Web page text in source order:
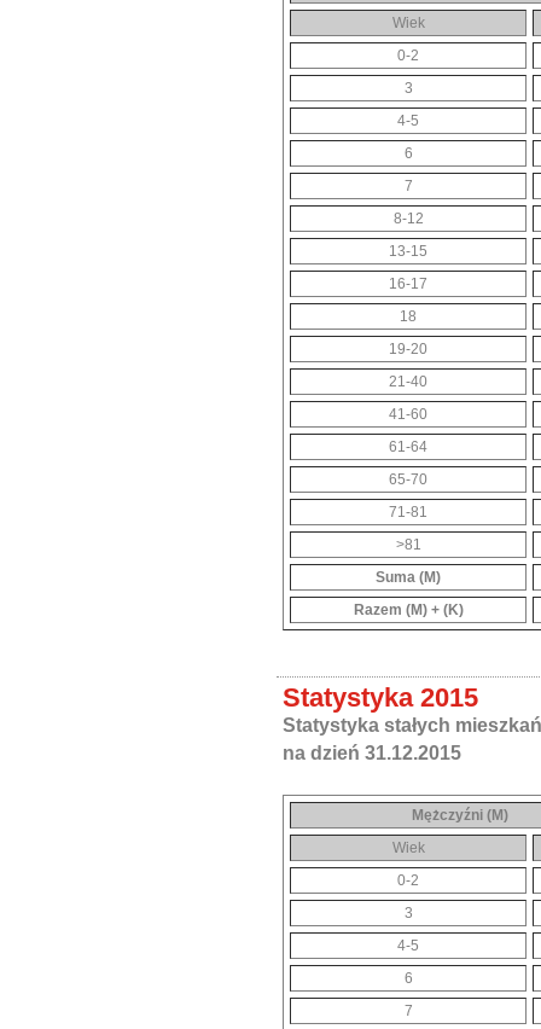
Wiek
0-2
3
4-5
6
7
8-12
13-15
16-17
18
19-20
21-40
41-60
61-64
65-70
71-81
>81
Suma (M)
Razem (M) + (K)
Statystyka 2015
Statystyka stałych
na dzień 31.12.2015
Mężczyźni (M)
Wiek
0-2
3
4-5
6
7